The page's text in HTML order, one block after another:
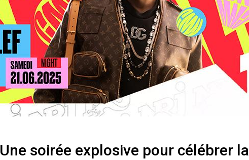
Une soirée explosive pour célébrer la